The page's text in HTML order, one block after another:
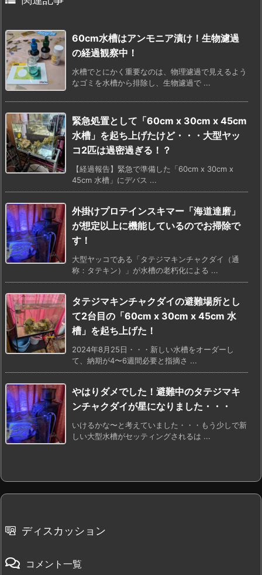
60cm水槽はアンモニア漬け！生物濾過
の経過観察中！
水槽でとにかく重要なのは、物理濾過で見えるよう
なゴミを水槽から排除し、生物濾過で ...
緊急処置として「60cm x 30cm x 45cm
水槽」を起ち上げたけど・・・大型ヤッ
コ2匹は過密過ぎる！？
【経過報告】緊急で準備した「60cm x 30cm x
45cm 水槽」にデバス ...
外掛けプロテインスキマー「海道達磨」
が想定以上に機能しているのでお掃除で
す！
大型ヤッコである「タテジマキンチャクダイ（通
称：タテキン）」が水槽の老朽化による ...
タテジマキンチャクダイの避難場所とし
て2台目の「60cm x 30cm x 45cm 水
槽」を起ち上げた！
2024年8月25日・・・新しい水槽をオーダーし
て、納期が4〜6週間必要と指摘さ ...
やはりダメでした！避難中のタテジマキ
ンチャクダイが星になりました・・・
いけるかな〜と考えていました・・・もう少しで新
しい大型水槽がセッティングされるは ...
ディスカッション
コメント一覧